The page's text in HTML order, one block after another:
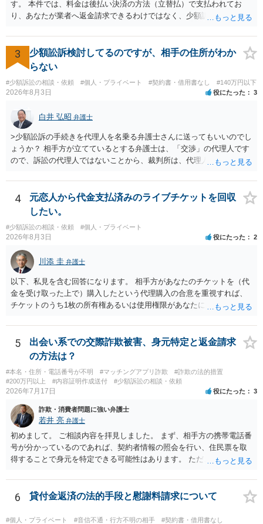
く求めます。 以上
す。 本件では、料金は後払い決済の方法（立替払）で支払われてお
り、あなたが業者へ返金請求できるわけではなく、少額訴訟は使えな
在確認請求訴訟を提起することも考えられますが、まずは後払い決済
業者へ（原契約のクーリング・オフの証拠の写しとともに）支払拒絶
の通知書を送り、もし訴訟や支払督促を行ってきた場合には全面的に
争う、というやり方がベターではないかと思います。弁護士会の相談
センター等で、消費者問題に強い弁護士（消費者保護委員会に所属し
ているなど）へ相談されることをお勧めします。
3
少額訟訴検討してるのですが、相手の住所がわか
らない
#少額訴訟の相談・依頼 #個人・プライベート #契約書・借用書なし #140万円以下
2026年8月3日 役にたった 3
白井 弘昭 弁護士
>少額訟訴の手続きを代理人を名乗る弁護士さんに送ってもいいのでし
ょうか？ 相手方が立てているとする弁護士は、「交渉」の代理人です
ので、訴訟の代理人ではないことから、裁判所は、代理人宛ての訴状
ている場合は、相手方（被告）の住所で訴状を作成提出し、裁判所に
代理人が就いていたことを知らせると（訴状の記載内容から明らかな
場合も）、裁判所が当該代理人弁護士に事前連絡し、引き続き訴訟も
受任するかを聞いたうえで、受任の意志が明らかになったところで、
直接被告に送達するのではなく、代理人に訴状の受領を促すこともあ
ります。 ラインのやり取りでしか証拠がないと、実際の本人性が明ら
かではありません。もちろん弁護士（２０万円の請求で代理人弁護士
に委任するかも疑わしいのですが）も住所は明らかにしないでしょ
う。 何か本人を示す事実（振込先などの情報）から、相手の住所等の
情報を割り出していくしかないように思えます。 以上、ご参考まで。
4
元恋人から代金支払済みのライブチケットを回収
したい。
#少額訴訟の相談・依頼 #個人・プライベート
2026年8月3日 役にたった 2
川添 圭 弁護士
以下、私見を含む回答になります。 相手方があなたのチケットを（代
金を受け取った上で）購入したという代理購入の合意を重視すれば、
チケットのうち1枚の所有権あるいは使用権限があなたにあり、チケッ
す。 一方、このチケット購入には「相手方と一緒に行く」という合意
も付随していたことを無視することができません。こちらを重視すれ
ば、交際を終了させたことにより「一緒に行く」という結果の実現に
重大な障害が発生しており、当然にチケットを引き渡すべきといえる
かは微妙であり、むしろ返金すべきとするのが当事者の合理的意思に
合致するのではないか、という判断に傾くことになると思います。 例
隣り合わせになることは避けたいという心理が働くことも無理からぬ
ところです。一方、チケットがエリア指定のアリーナ席であれば隣り
合わせにならずに済むかもしれませんし、そのチケットが入手困難で
あったり特別席であったりすれば、判断は変わってくるかもしれませ
ん。当該チケットがチケット転売防止法に規定する特定興行入場券に
外に選択肢がない場合もあるでしょう。 このように、本件の紛争は、
法的には「当事者の合理的意思」がどこにあるのかを追求した解決が
必要になると思われます。なかなか難しい問題なので、弁護士によっ
ても回答は異なるかもしれません。
5
出会い系での交際詐欺被害、身元特定と返金請求
の方法は？
#本名・住所・電話番号が不明 #マッチングアプリ詐欺
#詐欺の法的措置
#200万円以上
#内容証明作成送付 #少額訴訟の相談・依頼
2026年7月17日 役にたった 3
詐欺・消費者問題に強い弁護士
若井 亮 弁護士
初めまして。 ご相談内容を拝見しました。 まず、相手方の携帯電話番
号が分かっているのであれば、契約者情報の照会を行い、住民票を取
得することで身元を特定できる可能性はあります。 ただ、他人名義の
ろです。 LINEについても、詐欺の事案であれば照会できる可能性はあ
りますが、携帯電話の番号を経由する方法より難しくなります。 身元
を特定した後は、返金の理屈があるかどうかを確認していきます。 基
本的に贈与に該当する場合には返金請求ができません。 詐欺を含め、
6 貸付金返済の法的手段と慰謝料請求について
#個人・プライベート #音信不通・行方不明の相手
#契約書・借用書なし